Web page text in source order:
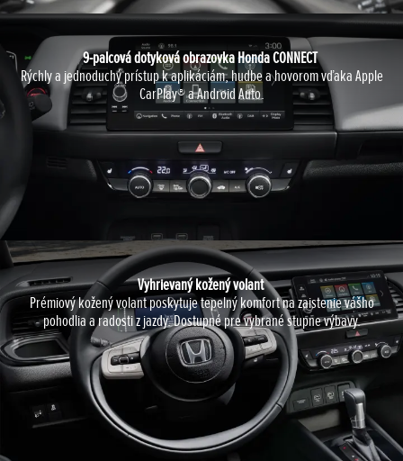
9-palcová dotyková obrazovka Honda CONNECT
Rýchly a jednoduchý prístup k aplikáciám, hudbe a hovorom vďaka Apple
CarPlay® a Android Auto.
Vyhrievaný kožený volant
Prémiový kožený volant poskytuje tepelný komfort na zaistenie vášho
pohodlia a radosti z jazdy. Dostupné pre vybrané stupne výbavy.